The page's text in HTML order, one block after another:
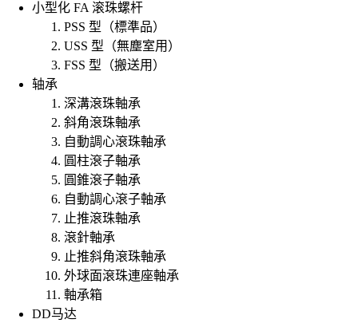
小型化 FA 滚珠螺杆
PSS 型（標準品）
USS 型（無塵室用）
FSS 型（搬送用）
轴承
深溝滾珠軸承
斜角滾珠軸承
自動調心滾珠軸承
圓柱滾子軸承
圓錐滾子軸承
自動調心滾子軸承
止推滾珠軸承
滾針軸承
止推斜角滾珠軸承
外球面滾珠連座軸承
軸承箱
DD马达